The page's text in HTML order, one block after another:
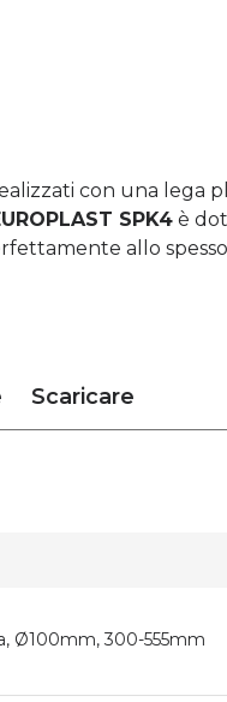
con una lega
SPK4 è
allo
Scaricare
Ø100mm, 300-555mm